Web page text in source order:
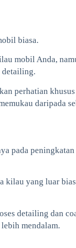
biasa.
mobil Anda,
detailing.
perhatian khusus
daripada
pada
kilau yang luar
detailing dan
mendalam.